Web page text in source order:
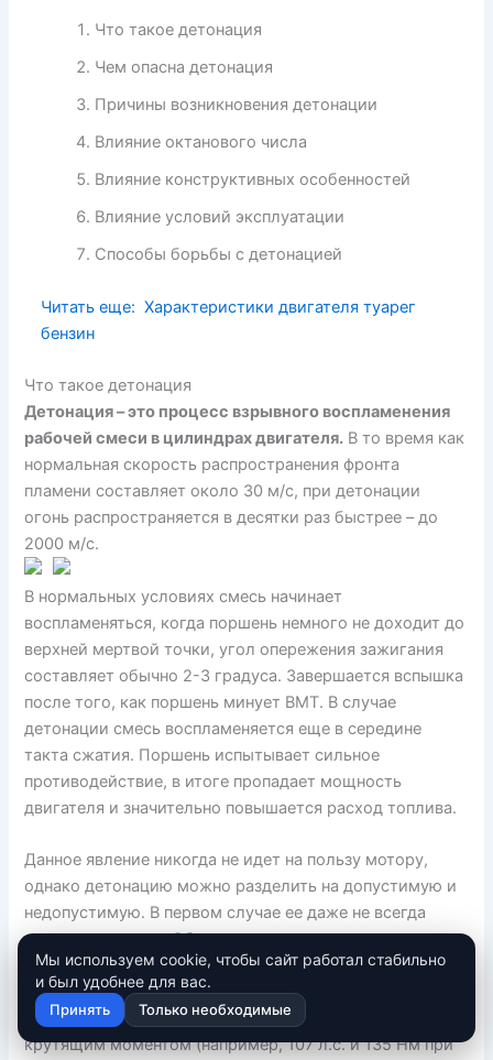
Что такое детонация
Чем опасна детонация
Причины возникновения детонации
Влияние октанового числа
Влияние конструктивных особенностей
Влияние условий эксплуатации
Способы борьбы с детонацией
Читать еще: Характеристики двигателя туарег
бензин
Что такое детонация
Детонация – это процесс взрывного воспламенения
рабочей смеси в цилиндрах двигателя. В то время как
нормальная скорость распространения фронта
пламени составляет около 30 м/с, при детонации
огонь распространяется в десятки раз быстрее – до
2000 м/с.
В нормальных условиях смесь начинает
воспламеняться, когда поршень немного не доходит до
верхней мертвой точки, угол опережения зажигания
составляет обычно 2-3 градуса. Завершается вспышка
после того, как поршень минует ВМТ. В случае
детонации смесь воспламеняется еще в середине
такта сжатия. Поршень испытывает сильное
противодействие, в итоге пропадает мощность
двигателя и значительно повышается расход топлива.
Данное явление никогда не идет на пользу мотору,
однако детонацию можно разделить на допустимую и
недопустимую. В первом случае ее даже не всегда
удается заметить. Обычно она возникает на низких
оборотах и продолжается недолго. Чаще всего
подобное происходит в двигателях небольшого
объема с относительно большой мощностью и
крутящим моментом (например, 107 л.с. и 135 Нм при
Мы используем cookie, чтобы сайт работал стабильно
и был удобнее для вас.
Принять Только необходимые